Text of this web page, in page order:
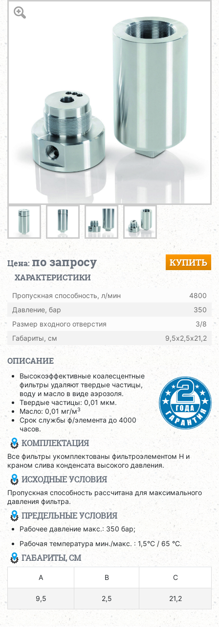
Цена: по запросу КУПИТЬ
ХАРАКТЕРИСТИКИ
Пропускная способность, л/мин
4800
Давление, бар
350
Размер входного отверстия
3/8
Габариты, см
9,5х2,5х21,2
ОПИСАНИЕ
Высокоэффективные коалесцентные
фильтры удаляют твердые частицы,
воду и масло в виде аэрозоля.
Твердые частицы: 0,01 мкм.
Масло: 0,01 мг/м3
Срок службы ф/элемента до 4000
часов.
КОМПЛЕКТАЦИЯ
Все фильтры укомплектованы фильтроэлементом H и
краном слива конденсата высокого давления.
ИСХОДНЫЕ УСЛОВИЯ
Пропускная способность рассчитана для максимального
давления фильтра.
ПРЕДЕЛЬНЫЕ УСЛОВИЯ
Рабочее давление макс.: 350 бар;
Рабочая температура мин./макс. : 1,5°C / 65 °C.
ГАБАРИТЫ, СМ
A B C
9,5 2,5 21,2